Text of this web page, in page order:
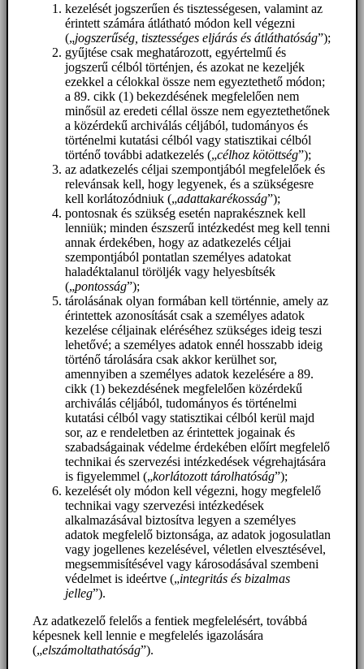
kezelését jogszerűen és tisztességesen, valamint az
érintett számára átlátható módon kell végezni
(„jogszerűség, tisztességes eljárás és átláthatóság”);
gyűjtése csak meghatározott, egyértelmű és
jogszerű célból történjen, és azokat ne kezeljék
ezekkel a célokkal össze nem egyeztethető módon;
a 89. cikk (1) bekezdésének megfelelően nem
minősül az eredeti céllal össze nem egyeztethetőnek
a közérdekű archiválás céljából, tudományos és
történelmi kutatási célból vagy statisztikai célból
történő további adatkezelés („célhoz kötöttség”);
az adatkezelés céljai szempontjából megfelelőek és
relevánsak kell, hogy legyenek, és a szükségesre
kell korlátozódniuk („adattakarékosság”);
pontosnak és szükség esetén naprakésznek kell
lenniük; minden észszerű intézkedést meg kell tenni
annak érdekében, hogy az adatkezelés céljai
szempontjából pontatlan személyes adatokat
haladéktalanul töröljék vagy helyesbítsék
(„pontosság”);
tárolásának olyan formában kell történnie, amely az
érintettek azonosítását csak a személyes adatok
kezelése céljainak eléréséhez szükséges ideig teszi
lehetővé; a személyes adatok ennél hosszabb ideig
történő tárolására csak akkor kerülhet sor,
amennyiben a személyes adatok kezelésére a 89.
cikk (1) bekezdésének megfelelően közérdekű
archiválás céljából, tudományos és történelmi
kutatási célból vagy statisztikai célból kerül majd
sor, az e rendeletben az érintettek jogainak és
szabadságainak védelme érdekében előírt megfelelő
technikai és szervezési intézkedések végrehajtására
is figyelemmel („korlátozott tárolhatóság”);
kezelését oly módon kell végezni, hogy megfelelő
technikai vagy szervezési intézkedések
alkalmazásával biztosítva legyen a személyes
adatok megfelelő biztonsága, az adatok jogosulatlan
vagy jogellenes kezelésével, véletlen elvesztésével,
megsemmisítésével vagy károsodásával szembeni
védelmet is ideértve („integritás és bizalmas
jelleg”).
Az adatkezelő felelős a fentiek megfelelésért, továbbá
képesnek kell lennie e megfelelés igazolására
(„elszámoltathatóság”).